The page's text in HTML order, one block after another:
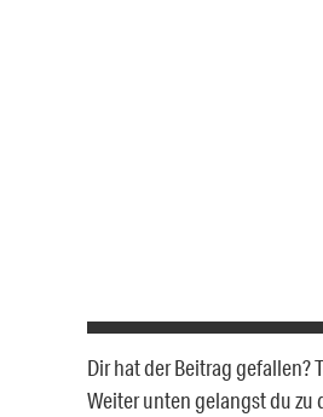
Dir hat der Beitrag gefallen?
Weiter unten gelangst du zu